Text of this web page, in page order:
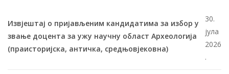
Извјештај о пријављеним кандидатима за избор у
звање доцента за ужу научну област Археологија
(праисторијска, античка, средњовјековна)
30.
јула
2026
.